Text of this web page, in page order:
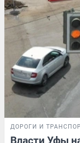
ДОРОГИ И
Власти Уфы